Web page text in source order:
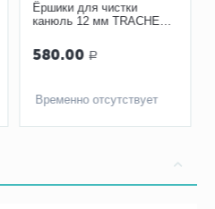
Ёршики для чистки
канюль 12 мм TRACHEA
10-343)
580.00 Р
Временно отсутствует